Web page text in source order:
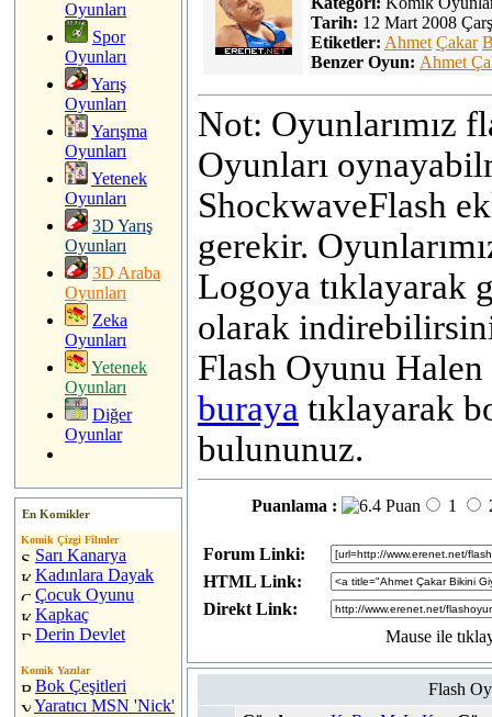
Oyunları
Spor
Oyunları
Yarış
Oyunları
Yarışma
Oyunları
Yetenek
Oyunları
3D Yarış
Oyunları
3D Araba
Oyunları
Zeka
Oyunları
Yetenek
Oyunları
Diğer
Oyunlar
En Komikler
Komik Çizgi Filmler
Sarı Kanarya
Kadınlara Dayak
Çocuk Oyunu
Kapkaç
Derin Devlet
Komik Yazılar
Bok Çeşitleri
Yaratıcı MSN 'Nick'
Tarih: 12 Mart 2008
Etiketler: Ahmet Çakar
Benzer Oyun: Ahmet
Not: Oyunlarımız
Oyunları
ShockwaveFlash
gerekir.
Logoya tıklayarak
olarak
Flash Oyunu Halen
buraya tıklayarak
bulununuz.
Puanlama : 1
Forum Linki:
HTML Link:
Direkt Link:
Mause ile
Flash